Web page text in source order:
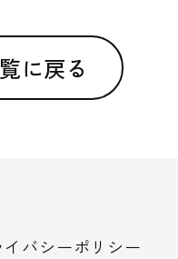
に戻る
バシーポリシー